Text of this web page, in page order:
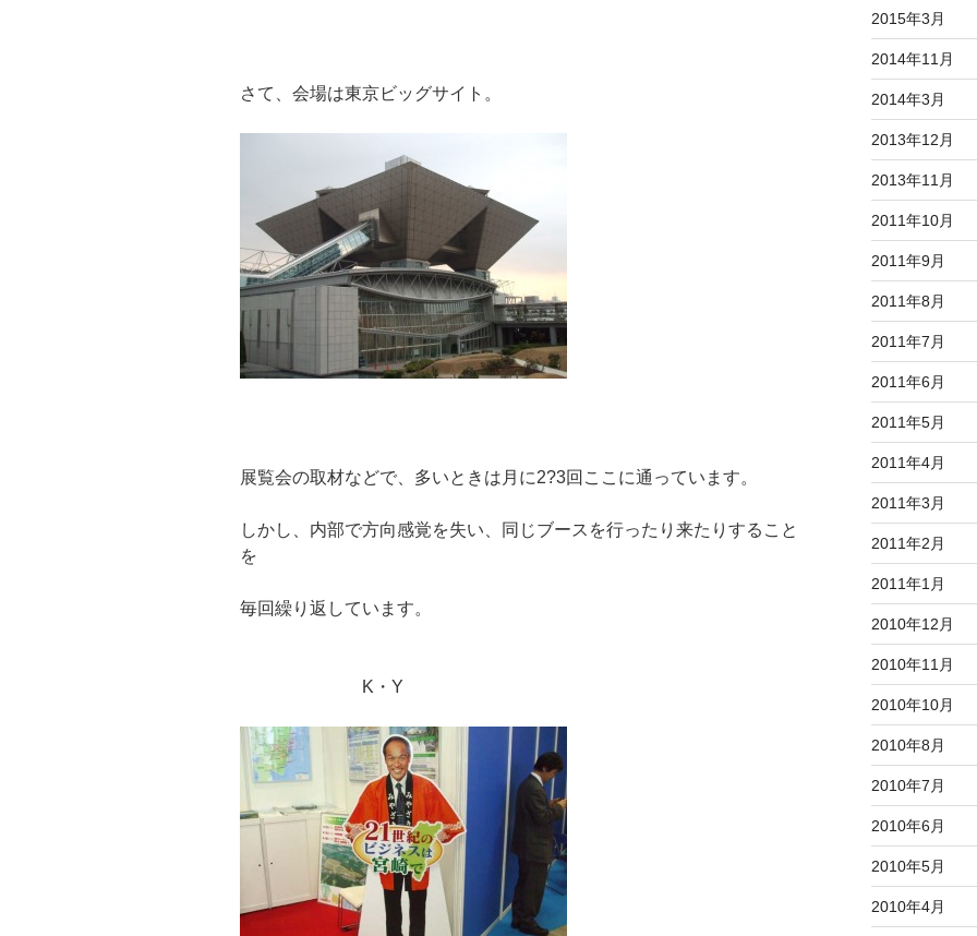
さて、会場は東京ビッグサイト。
展覧会の取材などで、多いときは月に2?3回ここに通っています。
しかし、内部で方向感覚を失い、同じブースを行ったり来たりすること
を
毎回繰り返しています。
K・Y
2015年3月
2014年11月
2014年3月
2013年12月
2013年11月
2011年10月
2011年9月
2011年8月
2011年7月
2011年6月
2011年5月
2011年4月
2011年3月
2011年2月
2011年1月
2010年12月
2010年11月
2010年10月
2010年8月
2010年7月
2010年6月
2010年5月
2010年4月